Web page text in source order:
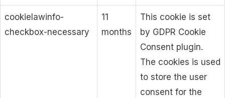
cookielawinfo-
checkbox-necessary
11
months
This cookie is set
by GDPR Cookie
Consent plugin.
The cookies is used
to store the user
consent for the